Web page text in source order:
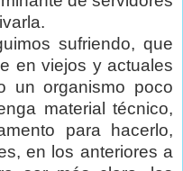
sufriendo, que
en viejos y actuales
un organismo poco
material técnico,
para hacerlo,
en los anteriores a